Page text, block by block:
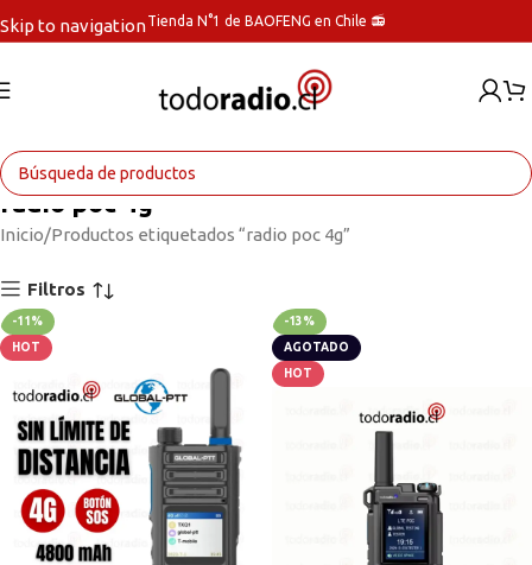
Skip to navigationTienda N°1 de BAOFENG en Chile 📻
radio poc 4g
Inicio Productos etiquetados “radio poc 4g”
Filtros
-11%
HOT
-13%
AGOTADO
HOT